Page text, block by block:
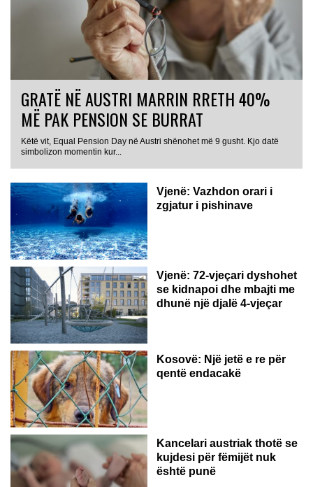
GRATË NË AUSTRI MARRIN RRETH 40%
MË PAK PENSION SE BURRAT
Këtë vit, Equal Pension Day në Austri shënohet më 9 gusht. Kjo datë
simbolizon momentin kur...
Vjenë: Vazhdon orari i
zgjatur i pishinave
Vjenë: 72-vjeçari dyshohet
se kidnapoi dhe mbajti me
dhunë një djalë 4-vjeçar
Kosovë: Një jetë e re për
qentë endacakë
Kancelari austriak thotë se
kujdesi për fëmijët nuk
është punë